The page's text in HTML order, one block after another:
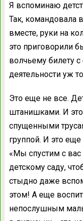
Я вспоминаю
Так, командовала
вместе, руки на
это приговорили
волчьему билету
деятельности уж
Это еще не все.
штанишками. И
спущенными
группой. И это еще
«Мы спустим с
детскому саду,
стыдно даже
этом! А еще
непослушным